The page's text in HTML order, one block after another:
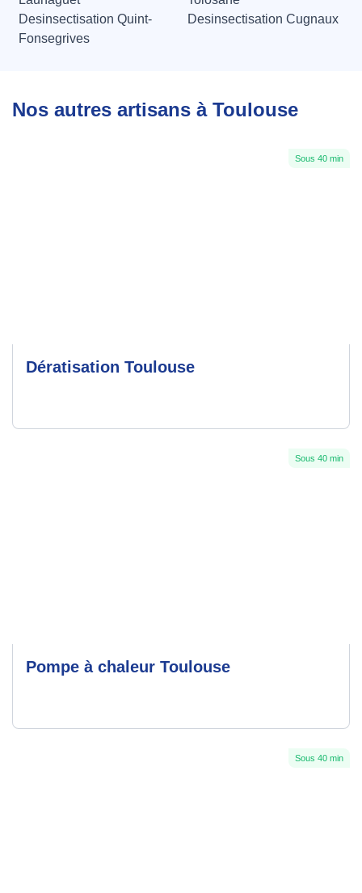
Desinsectisation Quint-
Fonsegrives
Desinsectisation Cugnaux
Nos autres artisans à Toulouse
Sous 40 min
Dératisation Toulouse
Sous 40 min
Pompe à chaleur Toulouse
Sous 40 min